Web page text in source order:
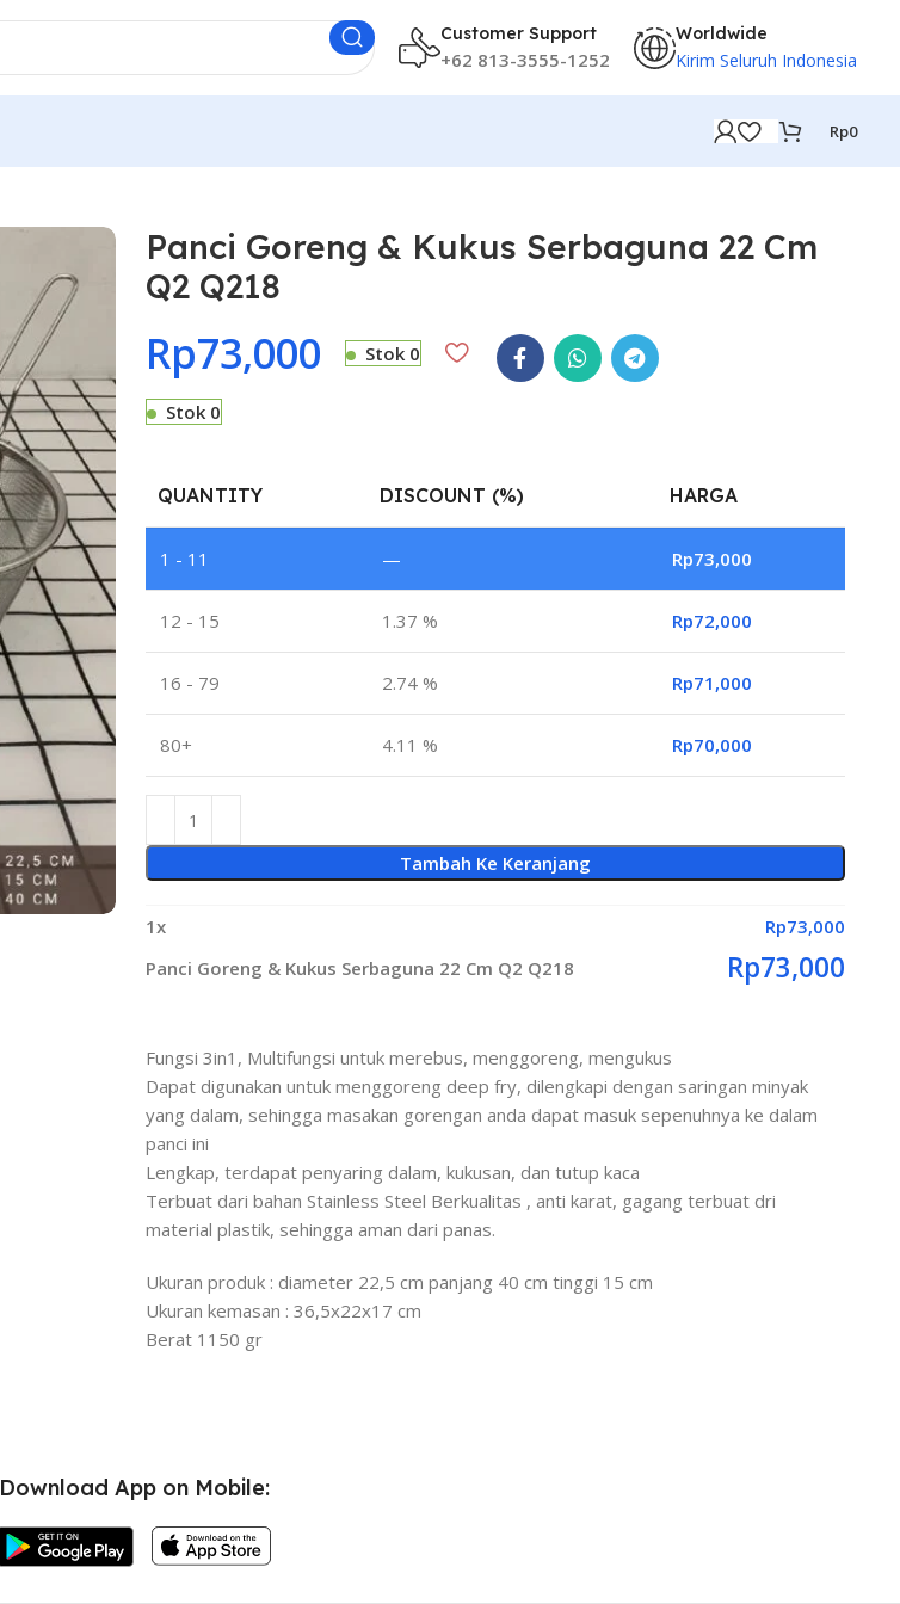
Customer Support
+62 813-3555-1252
Worldwide
Kirim Seluruh Indonesia
Rp0
Panci Goreng & Kukus Serbaguna 22 Cm
Q2 Q218
Rp73,000 Stok 0
Stok 0
QUANTITY DISCOUNT (%) HARGA
1 - 11 — Rp73,000
12 - 15 1.37 % Rp72,000
16 - 79 2.74 % Rp71,000
80+ 4.11 % Rp70,000
Tambah Ke Keranjang
1x Rp73,000
Panci Goreng & Kukus Serbaguna 22 Cm Q2 Q218
Rp73,000
Fungsi 3in1, Multifungsi untuk merebus, menggoreng, mengukus
Dapat digunakan untuk menggoreng deep fry, dilengkapi dengan saringan minyak
yang dalam, sehingga masakan gorengan anda dapat masuk sepenuhnya ke dalam
panci ini
Lengkap, terdapat penyaring dalam, kukusan, dan tutup kaca
Terbuat dari bahan Stainless Steel Berkualitas , anti karat, gagang terbuat dri
material plastik, sehingga aman dari panas.
Ukuran produk : diameter 22,5 cm panjang 40 cm tinggi 15 cm
Ukuran kemasan : 36,5x22x17 cm
Berat 1150 gr
Download App on Mobile: